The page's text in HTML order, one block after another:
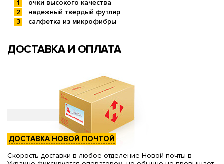
очки высокого качества
надежный твердый футляр
салфетка из микрофибры
ДОСТАВКА И ОПЛАТА
ДОСТАВКА НОВОЙ ПОЧТОЙ
Скорость доставки в любое отделение Новой почты в